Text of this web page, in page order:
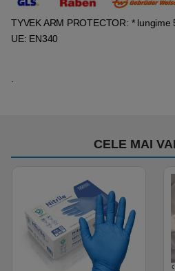
TYVEK ARM PROTECTOR: *
UE: EN340
CELE MAI